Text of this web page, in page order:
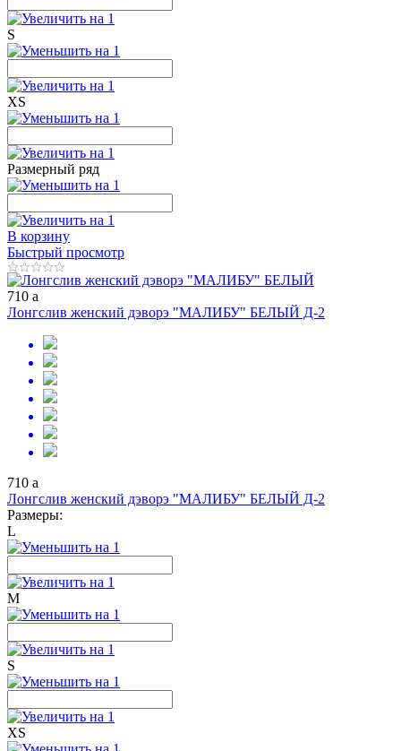
S
XS
Размерный ряд
В корзину
Быстрый просмотр
710 a
Лонгслив женский дэворэ "МАЛИБУ" БЕЛЫЙ Д-2
710 a
Лонгслив женский дэворэ "МАЛИБУ" БЕЛЫЙ Д-2
Размеры:
L
M
S
XS